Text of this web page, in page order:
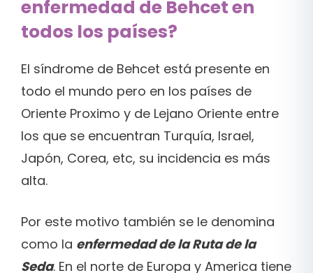
enfermedad de Behcet en
todos los países?
El síndrome de Behcet está presente en
todo el mundo pero en los países de
Oriente Proximo y de Lejano Oriente entre
los que se encuentran Turquía, Israel,
Japón, Corea, etc, su incidencia es más
alta.
Por este motivo también se le denomina
como la enfermedad de la Ruta de la
Seda. En el norte de Europa y America tiene